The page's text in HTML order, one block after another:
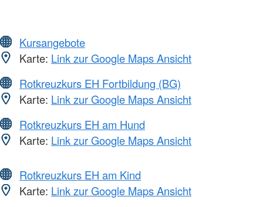
Kursangebote
Karte: Link zur Google Maps Ansicht
Rotkreuzkurs EH Fortbildung (BG)
Karte: Link zur Google Maps Ansicht
Rotkreuzkurs EH am Hund
Karte: Link zur Google Maps Ansicht
Rotkreuzkurs EH am Kind
Karte: Link zur Google Maps Ansicht